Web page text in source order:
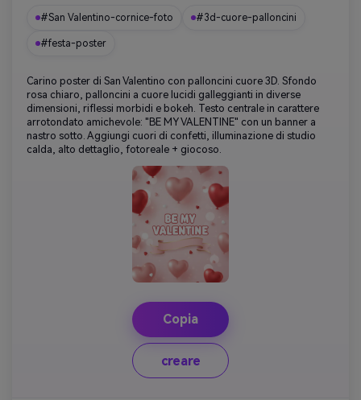
#San Valentino-cornice-foto #3d-cuore-palloncini
#festa-poster
Carino poster di San Valentino con palloncini cuore 3D. Sfondo
rosa chiaro, palloncini a cuore lucidi galleggianti in diverse
dimensioni, riflessi morbidi e bokeh. Testo centrale in carattere
arrotondato amichevole: "BE MY VALENTINE" con un banner a
nastro sotto. Aggiungi cuori di confetti, illuminazione di studio
calda, alto dettaglio, fotoreale + giocoso.
Copia
creare